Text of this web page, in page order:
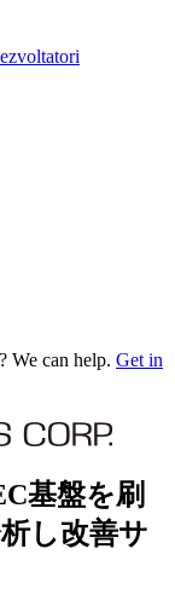
We can help. Get in
基盤を刷
し改善サ